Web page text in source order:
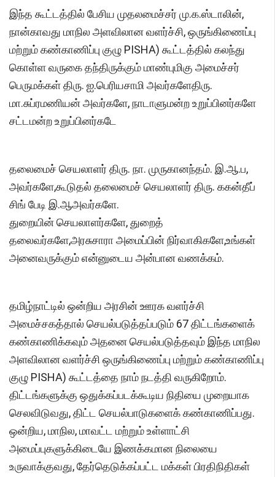
இந்த கூட்டத்தில் பேசிய முதலமைச்சர் மு.க.ஸ்டாலின்,
நான்காவது மாநில அளவிலான வளர்ச்சி, ஒருங்கிணைப்பு
மற்றும் கண்காணிப்பு குழு PISHA) கூட்டத்தில் கலந்து
கொள்ள வருகை தந்திருக்கும் மாண்புமிகு அமைச்சர்
பெருமக்கள் திரு. ஐ.பெரியசாமி அவர்களேதிரு.
மா.சுப்ரமணியன் அவர்களே, நாடாளுமன்ற உறுப்பினர்களே
சட்டமன்ற உறுப்பினர்கடே
தலைமைச் செயலாளர் திரு. நா. முருகானந்தம். இ.ஆ.ப,
அவர்களே,கூடுதல் தலைமைச் செயலாளர் திரு. ககன்தீப்
சிங் பேடி இ.ஆஅவர்களே.
துறையின் செயலாளர்களே, துறைத்
தலைவர்களே,அரசுசாரா அமைப்பின் நிர்வாகிகளே,உங்கள்
அனைவருக்கும் என்னுடைய அன்பான வணக்கம்.
தமிழ்நாட்டில் ஒன்றிய அரசின் ஊரக வளர்ச்சி
அமைச்சகத்தால் செயல்படுத்தப்படும் 67 திட்டங்களைக்
கண்காணிக்கவும் அதனை செயல்படுத்தவும் இந்த மாநில
அளவிலான வளர்ச்சி ஒருங்கிணைப்பு மற்றும் கண்காணிப்பு
குழு PISHA) கூட்டத்தை நாம் நடத்தி வருகிறோம்.
திட்டங்களுக்கு ஒதுக்கப்படக்கூடிய நிதியை முறையாக
செலவிடுவது, திட்ட செயல்பாடுகளைக் கண்காணிப்பது.
ஒன்றிய, மாநில, மாவட்ட மற்றும் உள்ளாட்சி
அமைப்புகளுக்கிடையே இணக்கமான நிலையை
உருவாக்குவது, தேர்தெடுக்கப்பட்ட மக்கள் பிரதிநிதிகள்